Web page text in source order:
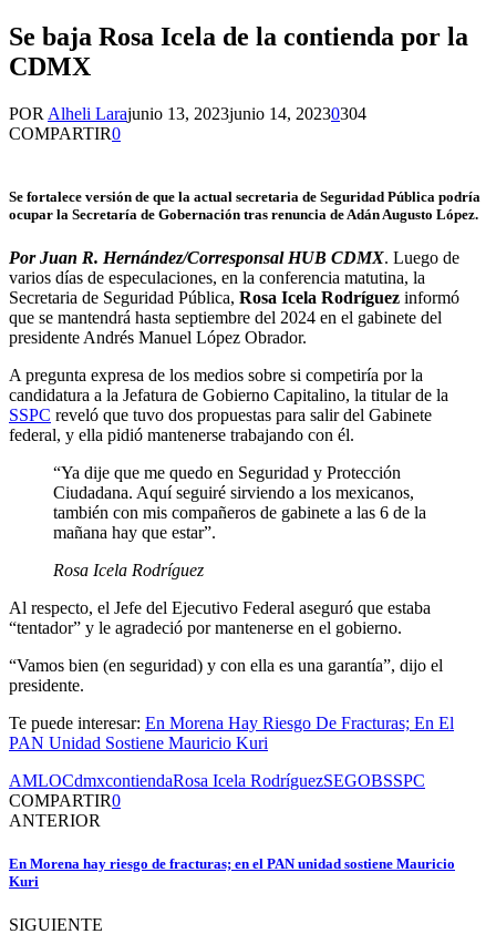
Se baja Rosa Icela de la contienda por la
CDMX
POR Alheli Larajunio 13, 2023junio 14, 20230304
COMPARTIR0
Se fortalece versión de que la actual secretaria de Seguridad Pública podría
ocupar la Secretaría de Gobernación tras renuncia de Adán Augusto López.
Por Juan R. Hernández/Corresponsal HUB CDMX. Luego de
varios días de especulaciones, en la conferencia matutina, la
Secretaria de Seguridad Pública, Rosa Icela Rodríguez informó
que se mantendrá hasta septiembre del 2024 en el gabinete del
presidente Andrés Manuel López Obrador.
A pregunta expresa de los medios sobre si competiría por la
candidatura a la Jefatura de Gobierno Capitalino, la titular de la
SSPC reveló que tuvo dos propuestas para salir del Gabinete
federal, y ella pidió mantenerse trabajando con él.
“Ya dije que me quedo en Seguridad y Protección
Ciudadana. Aquí seguiré sirviendo a los mexicanos,
también con mis compañeros de gabinete a las 6 de la
mañana hay que estar”.
Rosa Icela Rodríguez
Al respecto, el Jefe del Ejecutivo Federal aseguró que estaba
“tentador” y le agradeció por mantenerse en el gobierno.
“Vamos bien (en seguridad) y con ella es una garantía”, dijo el
presidente.
Te puede interesar: En Morena Hay Riesgo De Fracturas; En El
PAN Unidad Sostiene Mauricio Kuri
AMLOCdmxcontiendaRosa Icela RodríguezSEGOBSSPC
COMPARTIR0
ANTERIOR
En Morena hay riesgo de fracturas; en el PAN unidad sostiene Mauricio
Kuri
SIGUIENTE